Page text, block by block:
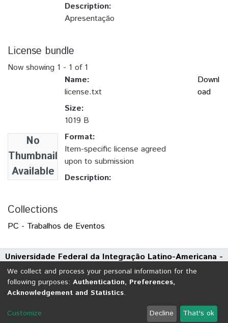
Description:
Apresentação
License bundle
Now showing 1 - 1 of 1
No
Thumbnail
Available
Name:
license.txt
Size:
1019 B
Format:
Item-specific license agreed
upon to submission
Description:
Downl
oad
Collections
PC - Trabalhos de Eventos
Universidade Federal da Integração Latino-Americana -
UNILA
Avenida Tarquínio Joslin dos Santos, 1000 - Polo Universitário
CEP: 85870-650 | Foz do Iguaçu - Paraná
DSpace software
copyright © 2002-2026 LYRASIS
We collect and process your personal information for the
following purposes: Authentication, Preferences,
Acknowledgement and Statistics.
Customize Decline That's ok